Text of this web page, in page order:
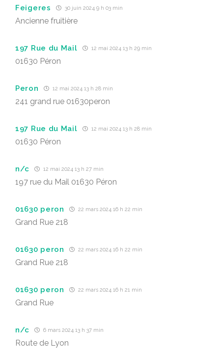
Feigeres 30 juin 2024 9 h 03 min
Ancienne fruitière
197 Rue du Mail 12 mai 2024 13 h 29 min
01630 Péron
Peron 12 mai 2024 13 h 28 min
241 grand rue 01630peron
197 Rue du Mail 12 mai 2024 13 h 28 min
01630 Péron
n/c 12 mai 2024 13 h 27 min
197 rue du Mail 01630 Péron
01630 peron 22 mars 2024 16 h 22 min
Grand Rue 218
01630 peron 22 mars 2024 16 h 22 min
Grand Rue 218
01630 peron 22 mars 2024 16 h 21 min
Grand Rue
n/c 6 mars 2024 13 h 37 min
Route de Lyon